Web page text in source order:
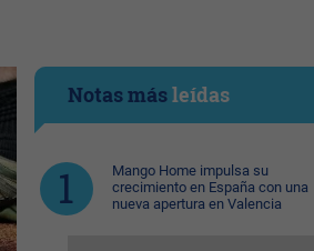
Notas másleídas
Mango Home impulsa su
crecimiento en España con una
nueva apertura en Valencia